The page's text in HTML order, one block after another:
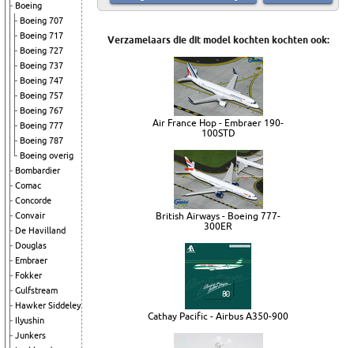
Boeing
Boeing 707
Boeing 717
Boeing 727
Boeing 737
Boeing 747
Boeing 757
Boeing 767
Boeing 777
Boeing 787
Boeing overig
Bombardier
Comac
Concorde
Convair
De Havilland
Douglas
Embraer
Fokker
Gulfstream
Hawker Siddeley
Ilyushin
Junkers
Verzamelaars die dit model kochten kochten ook:
Air France Hop - Embraer 190-
100STD
British Airways - Boeing 777-
300ER
Cathay Pacific - Airbus A350-900